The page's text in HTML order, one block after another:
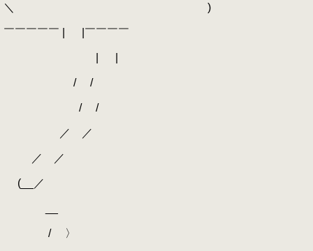
＼ )
￣￣￣￣￣ | |￣￣￣￣
/ /
/ /
／ ／
／ ／
(__／
/ 〉